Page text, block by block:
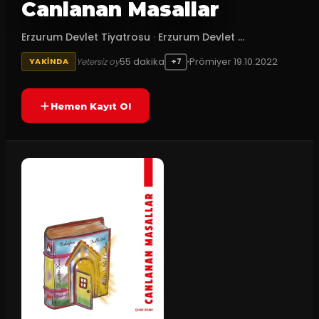
Canlanan Masallar
Erzurum Devlet Tiyatrosu · Erzurum Devlet ...
YAKINDA Yetersiz oy55 dakika +7 Prömiyer19.10.2022
Hemen Kayıt Ol